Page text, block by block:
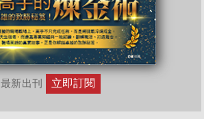
最新出刊 立即訂閱